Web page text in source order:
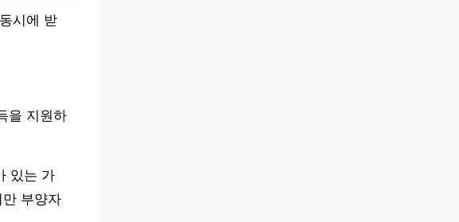
시에 받
을 지원하
있는 가
부양자